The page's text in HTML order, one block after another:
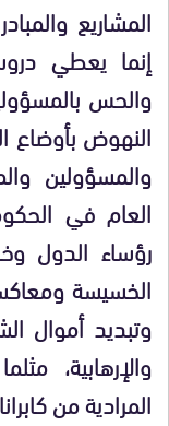
المشاريع
إنما يعطي
والحس
النهوض بأوضاع
والمسؤولين
العام في
رؤساء الدول
الخسيسة
وتبديد أموال
والإرهابية،
المرادية من